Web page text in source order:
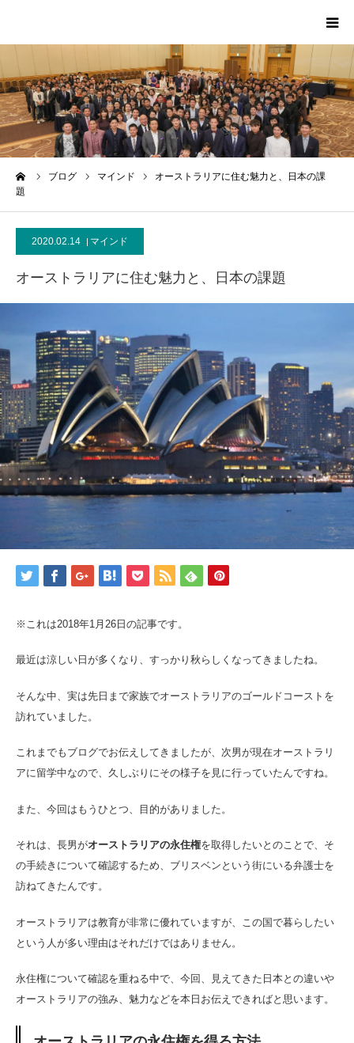
ブログ マインド
オーストラリアに住む魅力と、日本の課
題
2020.02.14 マインド
オーストラリアに住む魅力と、日本の課題
※これは2018年1月26日の記事です。
最近は涼しい日が多くなり、すっかり秋らしくなってきましたね。
そんな中、実は先日まで家族でオーストラリアのゴールドコーストを
訪れていました。
これまでもブログでお伝えしてきましたが、次男が現在オーストラリ
アに留学中なので、久しぶりにその様子を見に行っていたんですね。
また、今回はもうひとつ、目的がありました。
それは、長男がオーストラリアの永住権を取得したいとのことで、そ
の手続きについて確認するため、ブリスベンという街にいる弁護士を
訪ねてきたんです。
オーストラリアは教育が非常に優れていますが、この国で暮らしたい
という人が多い理由はそれだけではありません。
永住権について確認を重ねる中で、今回、見えてきた日本との違いや
オーストラリアの強み、魅力などを本日お伝えできればと思います。
PROFILE
SCA
CONTACT